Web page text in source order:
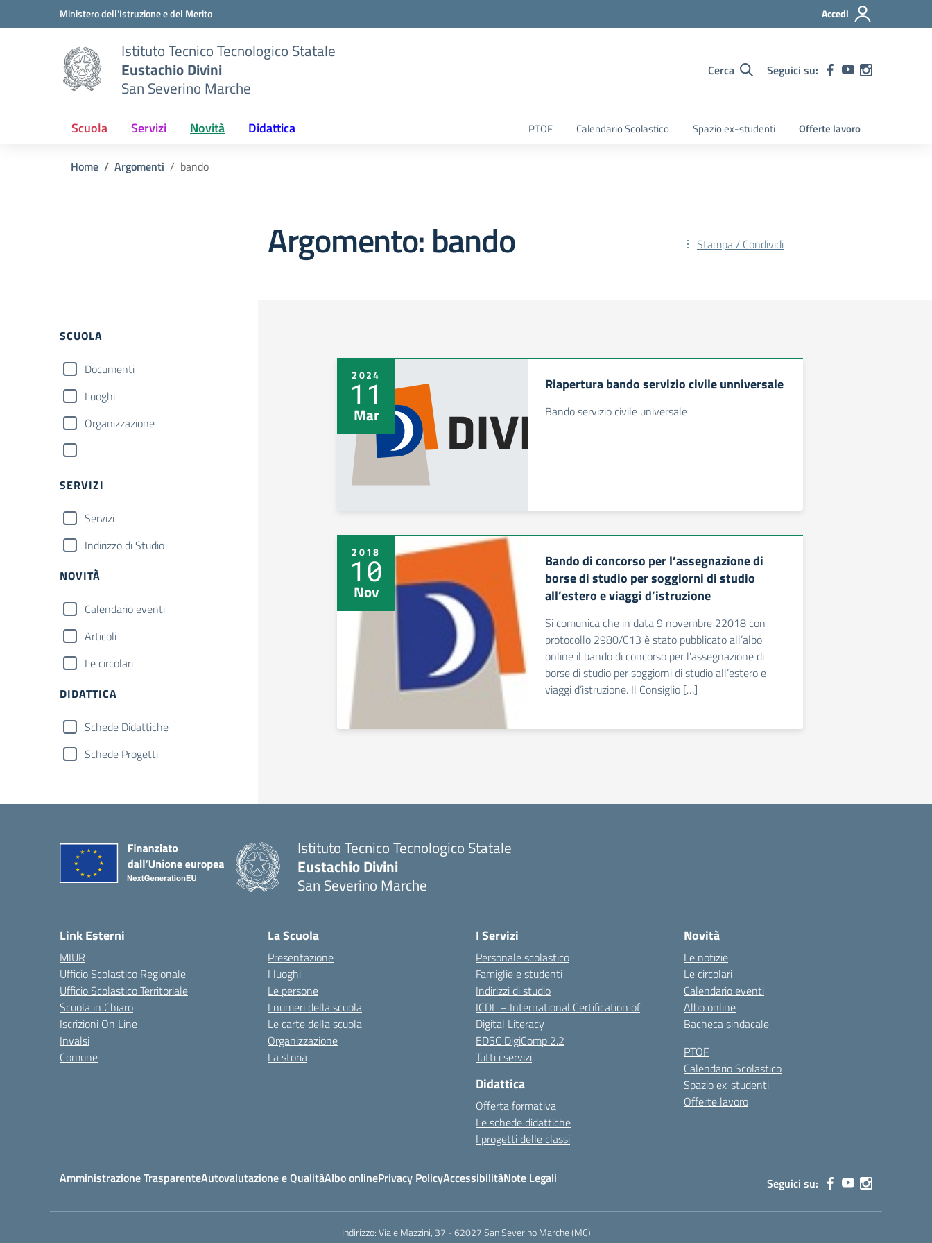
Vai ai contenuti
Vai al menu di navigazioneMinistero dell'Istruzione e del Merito Accedi
Istituto Tecnico Tecnologico Statale
Eustachio Divini
San Severino Marche
Cerca Seguici su:
Scuola Servizi Novità Didattica PTOF Calendario Scolastico Spazio ex-studenti Offerte lavoro
Home Argomenti bando
Argomento: bando Stampa / Condividi
SCUOLA
Documenti
Luoghi
Organizzazione
SERVIZI
Servizi
Indirizzo di Studio
NOVITÀ
Calendario eventi
Articoli
Le circolari
DIDATTICA
Schede Didattiche
Schede Progetti
2024
11
Mar
Riapertura bando servizio civile unniversale
Bando servizio civile universale
2018
10
Nov
Bando di concorso per l’assegnazione di
borse di studio per soggiorni di studio
all’estero e viaggi d’istruzione
Si comunica che in data 9 novembre 22018 con
protocollo 2980/C13 è stato pubblicato all’albo
online il bando di concorso per l’assegnazione di
borse di studio per soggiorni di studio all’estero e
viaggi d’istruzione. Il Consiglio […]
Istituto Tecnico Tecnologico Statale
Eustachio Divini
San Severino Marche
Link Esterni
MIUR
Ufficio Scolastico Regionale
Ufficio Scolastico Territoriale
Scuola in Chiaro
Iscrizioni On Line
Invalsi
Comune
La Scuola
Presentazione
I luoghi
Le persone
I numeri della scuola
Le carte della scuola
Organizzazione
La storia
I Servizi
Personale scolastico
Famiglie e studenti
Indirizzi di studio
ICDL – International Certification of
Digital Literacy
EDSC DigiComp 2.2
Tutti i servizi
Didattica
Offerta formativa
Le schede didattiche
I progetti delle classi
Novità
Le notizie
Le circolari
Calendario eventi
Albo online
Bacheca sindacale
PTOF
Calendario Scolastico
Spazio ex-studenti
Offerte lavoro
Amministrazione TrasparenteAutovalutazione e QualitàAlbo onlinePrivacy PolicyAccessibilitàNote Legali Seguici su:
Indirizzo:Viale Mazzini, 37 - 62027 San Severino Marche (MC)